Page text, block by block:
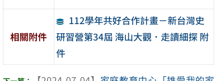
相關附件
112學年共好合作計畫－新台灣史
研習營第34屆 海山大觀．走讀細探 附
件